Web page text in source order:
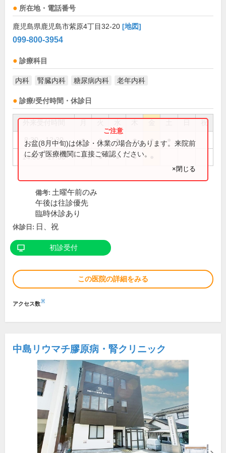
所在地・電話番号
鹿児島県鹿児島市紫原4丁目32-20 [地図]
099-800-3954
診療科目
内科 腎臓内科 糖尿病内科 老年内科
診療/受付時間・休診日
祝
8:30～12:30 ● ● ● ● ●
14:00～17:30 ● ● ● ●
お盆(8月中旬)は休診・休業の場合があります。来院前
に必ず医療機関に直接ご確認ください。
×閉じる
備考: 土曜午前のみ
午後は往診優先
臨時休診あり
休診日: 日、祝
初診受付
この医院の詳細をみる
アクセス数※
中島リウマチ膠原病・腎クリニック